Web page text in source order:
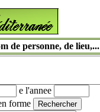
de personne, de lieu,...
e l'annee
forme